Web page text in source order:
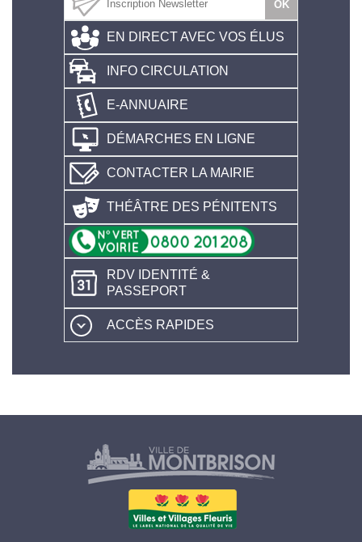
EN DIRECT AVEC VOS ÉLUS
INFO CIRCULATION
E-ANNUAIRE
DÉMARCHES EN LIGNE
CONTACTER LA MAIRIE
THÉÂTRE DES PÉNITENTS
RDV IDENTITÉ &
PASSEPORT
ACCÈS RAPIDES